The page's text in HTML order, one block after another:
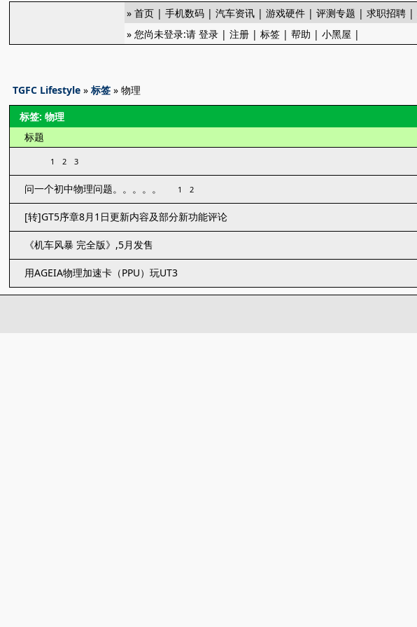
»首页 |手机数码 |汽车资讯 |游戏硬件 |评测专题 |求职招聘 |
» 您尚未登录:请登录 |注册 |标签 |帮助 |小黑屋 |
TGFC Lifestyle »标签 » 物理
标签: 物理
标题
1 2 3
问一个初中物理问题。。。。。
1 2
[转]GT5序章8月1日更新内容及部分新功能评论
《机车风暴 完全版》,5月发售
用AGEIA物理加速卡（PPU）玩UT3